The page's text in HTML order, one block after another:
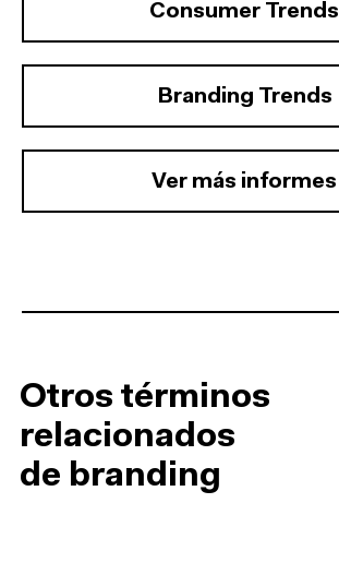
Consumer Trends
Branding Trends
Ver más informes
Otros términos
relacionados
de branding